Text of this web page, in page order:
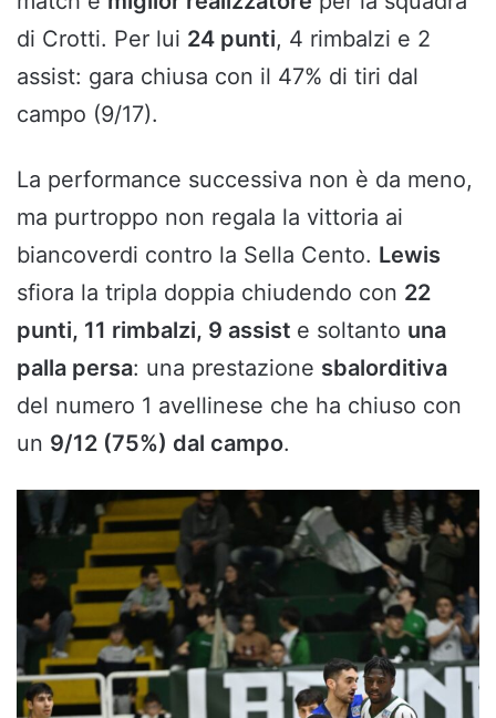
di Crotti. Per lui 24 punti, 4 rimbalzi e 2
assist: gara chiusa con il 47% di tiri dal
campo (9/17).
La performance successiva non è da meno,
ma purtroppo non regala la vittoria ai
biancoverdi contro la Sella Cento. Lewis
sfiora la tripla doppia chiudendo con 22
punti, 11 rimbalzi, 9 assist e soltanto una
palla persa: una prestazione sbalorditiva
del numero 1 avellinese che ha chiuso con
un 9/12 (75%) dal campo.